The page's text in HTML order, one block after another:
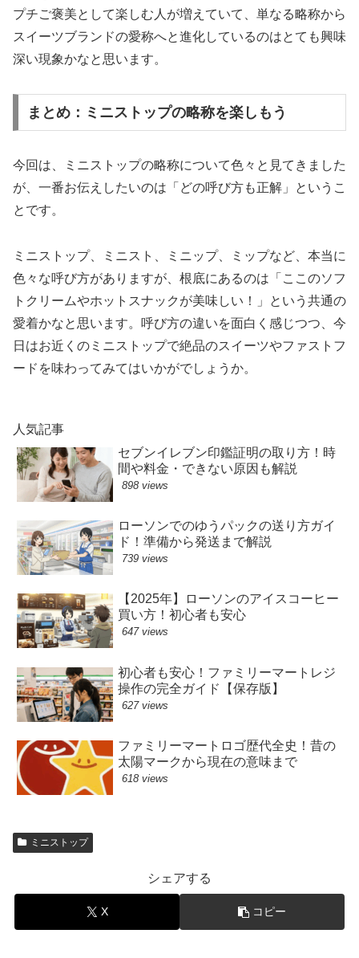
プチご褒美として楽しむ人が増えていて、単なる略称から
スイーツブランドの愛称へと進化しているのはとても興味
深い現象かなと思います。
まとめ：ミニストップの略称を楽しもう
今回は、ミニストップの略称について色々と見てきました
が、一番お伝えしたいのは「どの呼び方も正解」というこ
とです。
ミニストップ、ミニスト、ミニップ、ミップなど、本当に
色々な呼び方がありますが、根底にあるのは「ここのソフ
トクリームやホットスナックが美味しい！」という共通の
愛着かなと思います。呼び方の違いを面白く感じつつ、今
日はお近くのミニストップで絶品のスイーツやファストフ
ードを味わってみてはいかがでしょうか。
人気記事
セブンイレブン印鑑証明の取り方！時
間や料金・できない原因も解説
898 views
ローソンでのゆうパックの送り方ガイ
ド！準備から発送まで解説
739 views
【2025年】ローソンのアイスコーヒー
買い方！初心者も安心
647 views
初心者も安心！ファミリーマートレジ
操作の完全ガイド【保存版】
627 views
ファミリーマートロゴ歴代全史！昔の
太陽マークから現在の意味まで
618 views
ミニストップ
シェアする
X コピー